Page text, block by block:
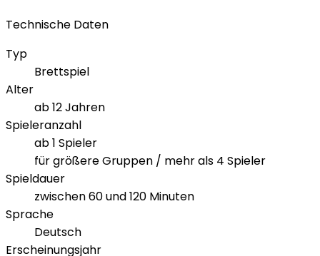
Technische Daten
Typ
Brettspiel
Alter
ab 12 Jahren
Spieleranzahl
ab 1 Spieler
für größere Gruppen / mehr als 4 Spieler
Spieldauer
zwischen 60 und 120 Minuten
Sprache
Deutsch
Erscheinungsjahr